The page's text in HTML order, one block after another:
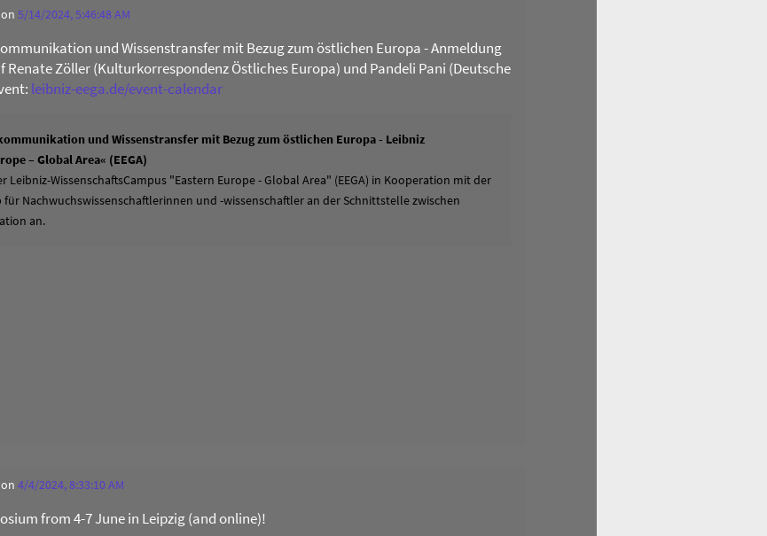
5/14/2024, 5:46:48 AM
und Wissenstransfer mit Bezug zum östlichen Europa - Anmeldung
Renate Zöller (Kulturkorrespondenz Östliches Europa) und Pandeli Pani (Deutsche
leibniz-eega.de/event-calendar
und Wissenstransfer mit Bezug zum östlichen Europa - Leibniz
– Global Area« (EEGA)
Leibniz-WissenschaftsCampus "Eastern Europe - Global Area" (EEGA) in Kooperation mit der
für Nachwuchswissenschaftlerinnen und -wissenschaftler an der Schnittstelle zwischen
an.
4/4/2024, 8:33:10 AM
from 4-7 June in Leipzig (and online)!